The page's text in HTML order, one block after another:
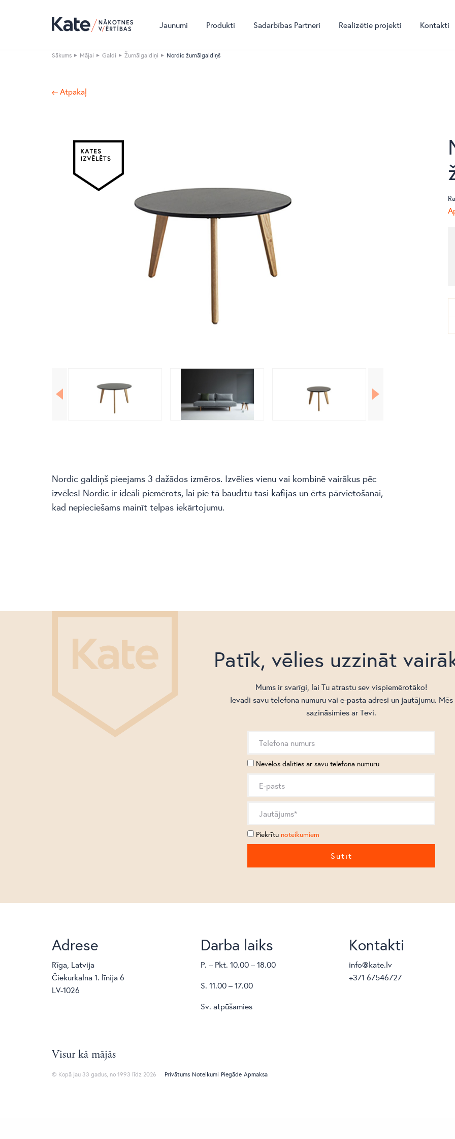
Jaunumi Produkti Sadarbības Partneri Realizētie projekti Kontakti
Sākums Mājai Galdi Žurnālgaldiņi Nordic žurnālgaldiņš
← Atpakaļ
Nordic galdiņš pieejams 3 dažādos izmēros. Izvēlies vienu vai kombinē vairākus pēc
izvēles! Nordic ir ideāli piemērots, lai pie tā baudītu tasi kafijas un ērts pārvietošanai,
kad nepieciešams mainīt telpas iekārtojumu.
Patīk, vēlies uzzināt
Mums ir svarīgi, lai Tu atrastu sev vispiemērotāko!
Ievadi savu telefona numuru vai e-pasta adresi un jautājumu. Mēs
sazināsimies ar Tevi.
Nevēlos dalīties ar savu telefona numuru
Piekrītu noteikumiem
Adrese
Rīga, Latvija
Čiekurkalna 1. līnija 6
LV-1026
Darba laiks
P. – Pkt. 10.00 – 18.00
S. 11.00 – 17.00
Sv. atpūšamies
Kontakti
info@kate.lv
+371 67546727
Visur kā mājās
© Kopā jau 33 gadus, no 1993 līdz 2026 Privātums Noteikumi Piegāde Apmaksa